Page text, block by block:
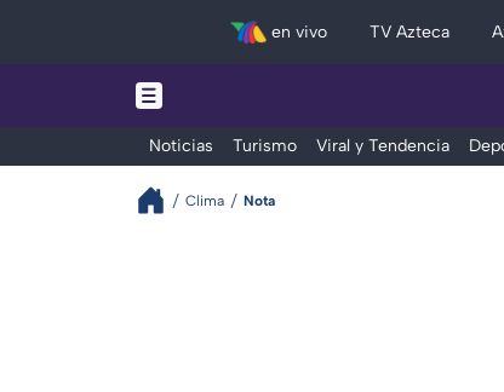
en vivo TV Azteca
Noticias Turismo Viral y Tendencia
Clima Nota